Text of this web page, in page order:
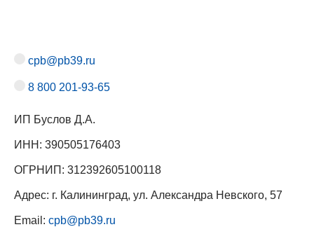
cpb@pb39.ru
8 800 201-93-65
ИП Буслов Д.А.
ИНН: 390505176403
ОГРНИП: 312392605100118
Адрес: г. Калининград, ул. Александра Невского, 57
Email: cpb@pb39.ru